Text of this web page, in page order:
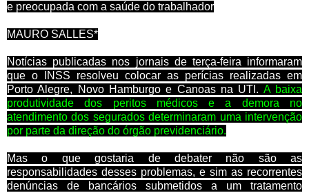
e preocupada com a saúde do trabalhador
MAURO SALLES*
Notícias publicadas nos jornais de terça-feira informaram
que o INSS resolveu colocar as perícias realizadas em
Porto Alegre, Novo Hamburgo e Canoas na UTI. A baixa
produtividade dos peritos médicos e a demora no
atendimento dos segurados determinaram uma intervenção
por parte da direção do órgão previdenciário.
Mas o que gostaria de debater não são as
responsabilidades desses problemas, e sim as recorrentes
denúncias de bancários submetidos a um tratamento